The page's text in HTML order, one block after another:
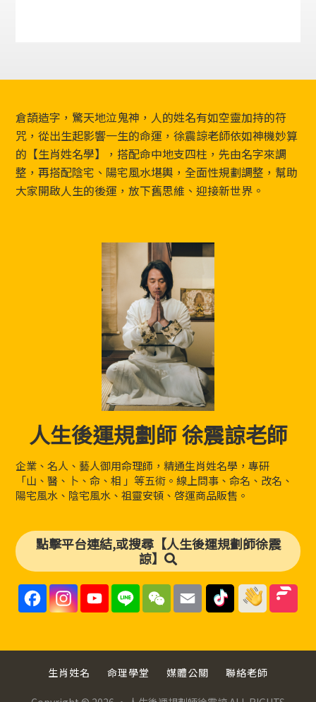
Footer
倉頡造字，驚天地泣鬼神，人的姓名有如空靈加持的符
咒，從出生起影響一生的命運，徐震諒老師依如神機妙算
的【生肖姓名學】，搭配命中地支四柱，先由名字來調
整，再搭配陰宅、陽宅風水堪輿，全面性規劃調整，幫助
大家開啟人生的後運，放下舊思維、迎接新世界。
人生後運規劃師 徐震諒老師
企業、名人、藝人御用命理師，精通生肖姓名學，專研
「山、醫、卜、命、相 」等五術。線上問事、命名、改名、
陽宅風水、陰宅風水、祖靈安頓、啓運商品販售。
點擊平台連結,或搜尋【人生後運規劃師徐震
諒】
F
a
c
k
I
s
a
m
Y
u
C
h
L
n
W
C
E
a
生肖姓名 命理學堂 媒體公關 聯絡老師